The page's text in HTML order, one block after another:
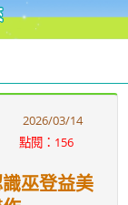
2026/03/14
點閱：156
巫登益美